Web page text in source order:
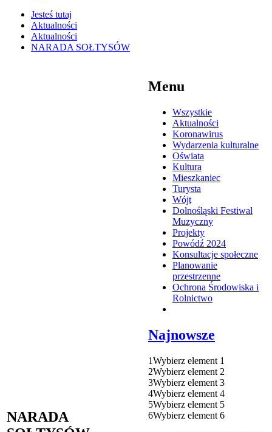
Jesteś tutaj
Aktualności
Aktualności
NARADA SOŁTYSÓW
NARADA
Menu
Wszystkie
Aktualności
Koronawirus
Wydarzenia kulturalne
Oświata
Kultura
Mieszkaniec
Turysta
Wójt
Dolnośląski Festiwal
Muzyczny
Projekty
Powódź 2024
Konsultacje społeczne
Planowanie
przestrzenne
Ochrona Środowiska i
Rolnictwo
Najnowsze
1Wybierz element 1
2Wybierz element 2
3Wybierz element 3
4Wybierz element 4
5Wybierz element 5
6Wybierz element 6